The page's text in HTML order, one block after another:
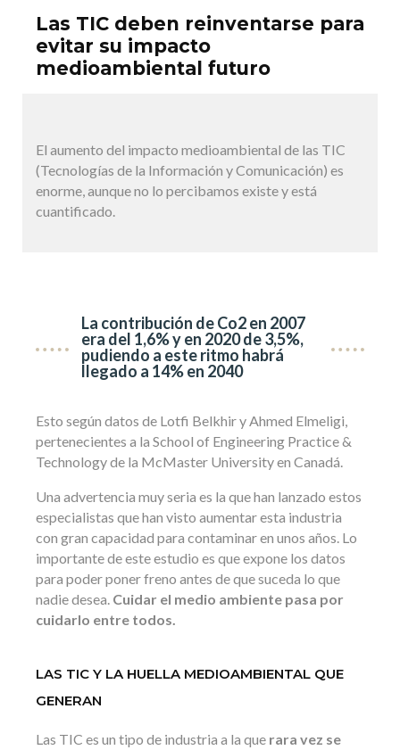
Las TIC deben reinventarse para
evitar su impacto
medioambiental futuro
El aumento del impacto medioambiental de las TIC
(Tecnologías de la Información y Comunicación) es
enorme, aunque no lo percibamos existe y está
cuantificado.
La contribución de Co2 en 2007
era del 1,6% y en 2020 de 3,5%,
pudiendo a este ritmo habrá
llegado a 14% en 2040
Esto según datos de Lotfi Belkhir y Ahmed Elmeligi,
pertenecientes a la School of Engineering Practice &
Technology de la McMaster University en Canadá.
Una advertencia muy seria es la que han lanzado estos
especialistas que han visto aumentar esta industria
con gran capacidad para contaminar en unos años. Lo
importante de este estudio es que expone los datos
para poder poner freno antes de que suceda lo que
nadie desea. Cuidar el medio ambiente pasa por
cuidarlo entre todos.
LAS TIC Y LA HUELLA MEDIOAMBIENTAL QUE
GENERAN
Las TIC es un tipo de industria a la que rara vez se